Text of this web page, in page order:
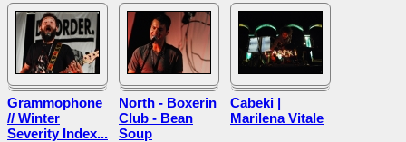
Grammophone
// Winter
Severity Index...
North - Boxerin
Club - Bean
Soup
Cabeki |
Marilena Vitale